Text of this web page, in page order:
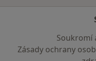
Soukromí
Zásady ochrany